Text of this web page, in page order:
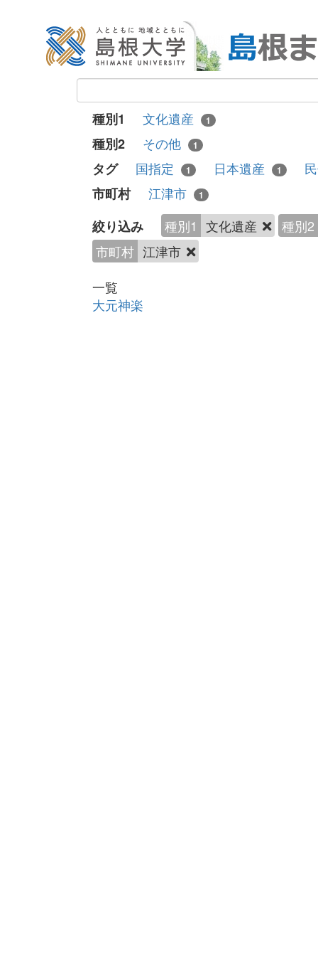
種別1 文化遺産 1
種別2 その他 1
タグ 国指定 1 日本遺産 1
市町村
江津市 1
絞り込み 種別1 文化遺産
種別2
市町村 江津市
一覧
大元神楽